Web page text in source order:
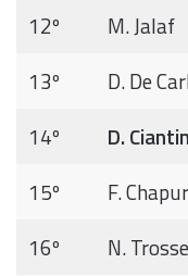
12º
M. Jalaf
13º
D. De
14º
D.
15º
F. Chapur
16º
N.